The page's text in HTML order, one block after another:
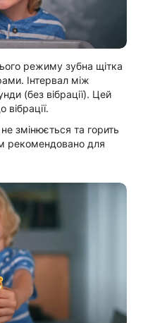
режиму зубна щітка
Інтервал між
(без вібрації). Цей
вібрації.
змінюється та горить
рекомендовано для